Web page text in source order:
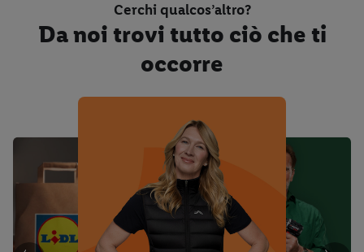
Cerchi qualcos’altro?
Da noi trovi tutto ciò che ti
occorre